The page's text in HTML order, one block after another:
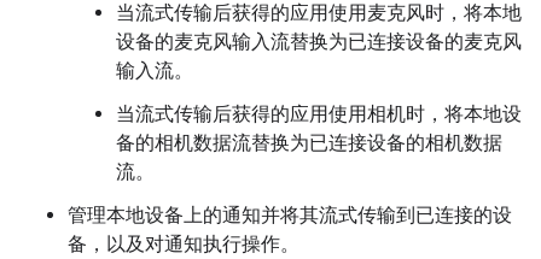
当流式传输后获得的应用使用麦克风时，将本地
设备的麦克风输入流替换为已连接设备的麦克风
输入流。
当流式传输后获得的应用使用相机时，将本地设
备的相机数据流替换为已连接设备的相机数据
流。
管理本地设备上的通知并将其流式传输到已连接的设
备，以及对通知执行操作。